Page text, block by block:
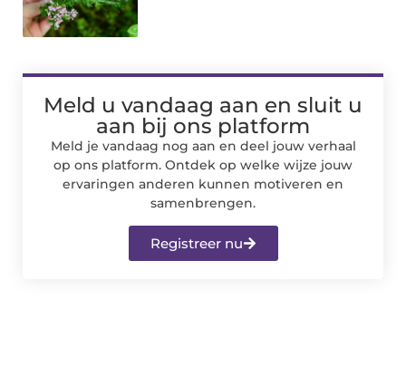
Meld u vandaag aan en sluit u
aan bij ons platform
Meld je vandaag nog aan en deel jouw verhaal
op ons platform. Ontdek op welke wijze jouw
ervaringen anderen kunnen motiveren en
samenbrengen.
Registreer nu